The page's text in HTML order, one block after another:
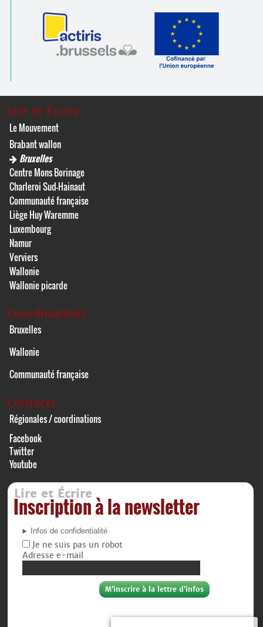
Lire et Écrire
Le Mouvement
Brabant wallon
Bruxelles
Centre Mons Borinage
Charleroi Sud-Hainaut
Communauté française
Liège Huy Waremme
Luxembourg
Namur
Verviers
Wallonie
Wallonie picarde
Coordinations
Bruxelles
Wallonie
Communauté française
Contacts
Régionales / coordinations
Facebook
Twitter
Youtube
Lire et Écrire
Inscription à la newsletter
Infos de confidentialité
Je ne suis pas un robot
Adresse e-mail